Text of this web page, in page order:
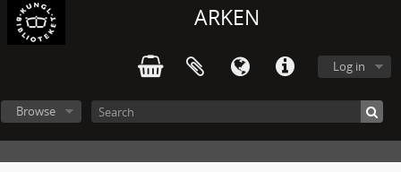
ARKEN
Log in
Browse